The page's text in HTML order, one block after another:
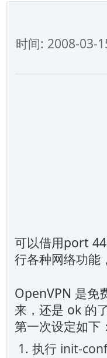
时间: 2008-03-
可以借用port
行各种网络功能
OpenVPN 是免
来，还是 ok 的了
第一次设定如下：
执行 init-